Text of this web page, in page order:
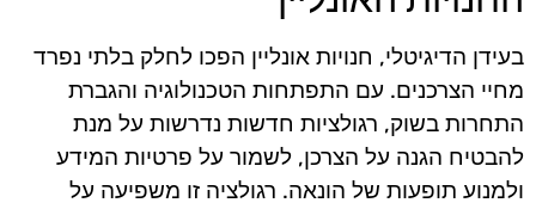
בעידן הדיגיטלי, חנויות אונליין הפכו לחלק בלתי נפרד
מחיי הצרכנים. עם התפתחות הטכנולוגיה והגברת
התחרות בשוק, רגולציות חדשות נדרשות על מנת
להבטיח הגנה על הצרכן, לשמור על פרטיות המידע
ולמנוע תופעות של הונאה. רגולציה זו משפיעה על